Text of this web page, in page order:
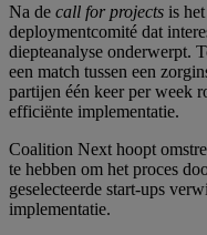
Na de call for projects is
deploymentcomité dat
diepteanalyse onderwerpt.
een match tussen een
partijen één keer per week
efficiënte implementatie.
Coalition Next hoopt
te hebben om het proces
geselecteerde start-ups
implementatie.